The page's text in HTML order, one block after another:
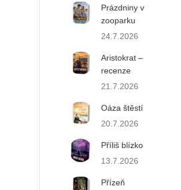
Prázdniny v
zooparku
24.7.2026
Aristokrat –
recenze
21.7.2026
Oáza štěstí
20.7.2026
Příliš blízko
13.7.2026
Přízeň